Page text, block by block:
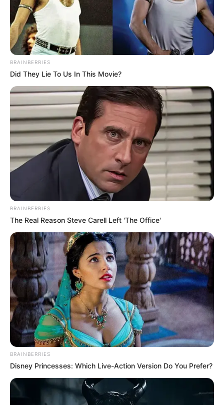
BRAINBERRIES
Did They Lie To Us In This Movie?
BRAINBERRIES
The Real Reason Steve Carell Left 'The Office'
BRAINBERRIES
Disney Princesses: Which Live-Action Version Do You Prefer?